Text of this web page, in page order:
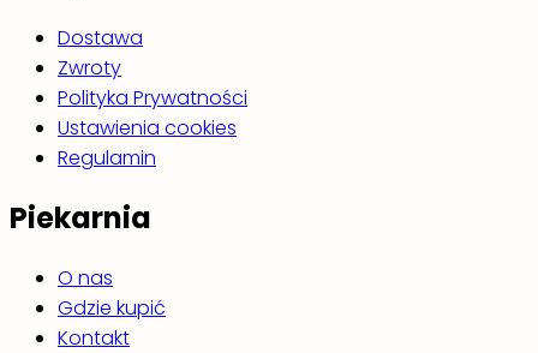
Dostawa
Zwroty
Polityka Prywatności
Ustawienia cookies
Regulamin
Piekarnia
O nas
Gdzie kupić
Kontakt